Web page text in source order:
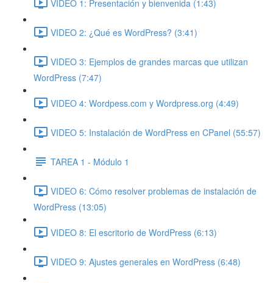
VIDEO 1: Presentación y bienvenida (1:43)
VIDEO 2: ¿Qué es WordPress? (3:41)
VIDEO 3: Ejemplos de grandes marcas que utilizan
WordPress (7:47)
VIDEO 4: Wordpess.com y Wordpress.org (4:49)
VIDEO 5: Instalación de WordPress en CPanel (55:57)
TAREA 1 - Módulo 1
VIDEO 6: Cómo resolver problemas de instalación de
WordPress (13:05)
VIDEO 8: El escritorio de WordPress (6:13)
VIDEO 9: Ajustes generales en WordPress (6:48)